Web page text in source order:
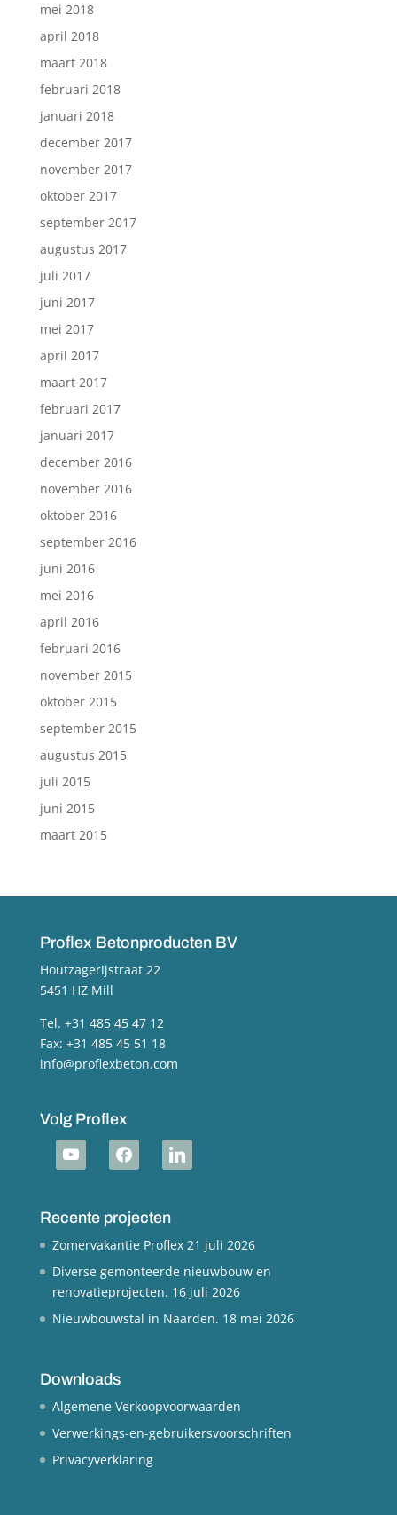
mei 2018
april 2018
maart 2018
februari 2018
januari 2018
december 2017
november 2017
oktober 2017
september 2017
augustus 2017
juli 2017
juni 2017
mei 2017
april 2017
maart 2017
februari 2017
januari 2017
december 2016
november 2016
oktober 2016
september 2016
juni 2016
mei 2016
april 2016
februari 2016
november 2015
oktober 2015
september 2015
augustus 2015
juli 2015
juni 2015
maart 2015
Proflex Betonproducten BV
Houtzagerijstraat 22
5451 HZ Mill
Tel. +31 485 45 47 12
Fax: +31 485 45 51 18
info@proflexbeton.com
Volg Proflex
youtube facebook linkedin
Recente projecten
Zomervakantie Proflex 21 juli 2026
Diverse gemonteerde nieuwbouw en
renovatieprojecten. 16 juli 2026
Nieuwbouwstal in Naarden. 18 mei 2026
Downloads
Algemene Verkoopvoorwaarden
Verwerkings-en-gebruikersvoorschriften
Privacyverklaring